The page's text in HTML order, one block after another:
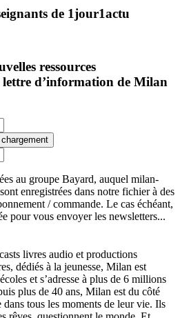
de 1jour1actu
ressources
lettre d’information de Milan
au groupe Bayard, auquel milan-
enregistrées dans notre fichier à des
/ commande. Le cas échéant,
pour vous envoyer les newsletters...
livres audio et productions
dédiés à la jeunesse, Milan est
et s’adresse à plus de 6 millions
plus de 40 ans, Milan est du côté
dans tous les moments de leur vie. Ils